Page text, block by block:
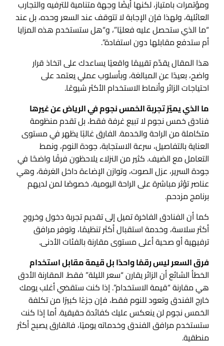
ومؤتمرات بامتياز، لكنها أيضًا وجهة متنامية للترفيه والتجارب
العائلية، ولهذا فإن الإجابة لا تتوقف عند السعر وحده، بل عند
“ما الذي ستحصل عليه فعليًا”، و“هل ستستخدم هذه المزايا
أم ستدفع مقابلها دون استفادة”.
هذا المقال يقدّم تقييمًا واقعيًا يساعدك على اتخاذ قرار
واضح، بعيدًا عن المبالغة، وبأسلوب عملي يعتمد على
احتياجات الزائر وأنماط الاستخدام الأكثر شيوعًا.
ما الذي يميّز تجربة الخمس نجوم في الرياض عن غيرها
فنادق خمس نجوم لا تبيع غرفة فقط، بل تقدم منظومة
متكاملة من الراحة والخدمة. الفارق غالبًا يظهر في مستوى
العناية بالتفاصيل، سرعة الاستجابة، جودة النوم، ونمط
التعامل مع الضيف. كثير من النزلاء يلاحظون فرقًا واضحًا في
جودة السرير، عزل الصوت، وتوازن الإضاءة داخل الغرفة، وهي
عناصر تؤثر مباشرة على الراحة اليومية، خصوصًا لمن لديهم
برنامج مزدحم.
كما أن الفنادق الفاخرة تميل إلى تقديم تجربة دخول وخروج
أكثر سلاسة، وخدمة استقبال أكثر تنظيمًا، وتوفر مرافق
ترفيهية أو صحية أعلى مستوى مقارنة بالفئات الأدنى.
فرق السعر ليس رقمًا واحدًا بل قيمة مقابل استخدام
الخطأ الشائع أن الزائر يقارن “سعر الليلة” فقط. المقارنة الأدق
هي مقارنة “قيمة الاستخدام”. إذا كنت ستقضي أغلب يومك
خارج الفندق وتعود للنوم فقط، فإن جزءًا كبيرًا من تكلفة
الخمس نجوم لن ينعكس عليك كفائدة حقيقية. أما إذا كنت
ستستخدم مرافق الفندق وخدماته يوميًا، فالفارق يصبح أكثر
منطقية.